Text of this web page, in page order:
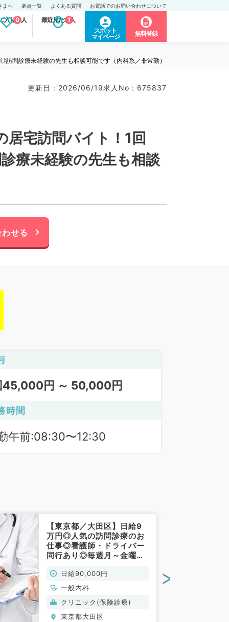
まへ 拠点一覧 よくある質問 お電話でのお問い合わせについて
入り求人
0 最近見た求人
1
スポット
マイページ
無料登録
問診療未経験の先生も相談可能です（内科系／非常勤）
更新日 : 2026/06/19求人No : 675837
居宅訪問バイト！1回
療未経験の先生も相談
せる
45,000円 ～ 50,000円
時間
午前:08:30〜12:30
【東京都／大田区】日給9
万円◎人気の訪問診療のお
仕事◎看護師・ドライバー
同行あり◎毎週月～金曜日
般内科／非常勤）
日給90,000円
一般内科
クリニック(保険診療)
東京都大田区
>